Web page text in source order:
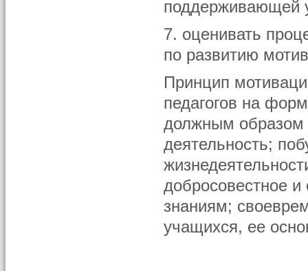
поддерживающей
7. оценивать
по развитию
Принцип
педагогов на
должным образом
деятельность;
добросовестное и
знаниям;
учащихся, ее